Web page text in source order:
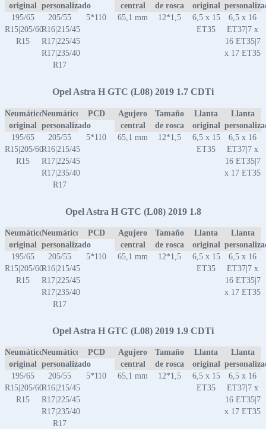
original personalizado
central
de rosca
original
195/65
R15|205/60
R15
205/55
R16|215/45
R17|225/45
R17|235/40
R17
5*110 65,1 mm 12*1,5
6,5 x 15
ET35
6,5 x 16
ET37|7 x
16 ET35|7
x 17 ET35
Opel Astra H GTC (L08) 2019 1.7 CDTi
Neumático
original
Neumático
personalizado
PCD
Agujero
central
Tamaño
de rosca
Llanta
original
Llanta
195/65
R15|205/60
R15
205/55
R16|215/45
R17|225/45
R17|235/40
R17
5*110 65,1 mm 12*1,5
6,5 x 15
ET35
6,5 x 16
ET37|7 x
16 ET35|7
x 17 ET35
Opel Astra H GTC (L08) 2019 1.8
Neumático
original
Neumático
personalizado
PCD
Agujero
central
Tamaño
de rosca
Llanta
original
Llanta
195/65
R15|205/60
R15
205/55
R16|215/45
R17|225/45
R17|235/40
R17
5*110 65,1 mm 12*1,5
6,5 x 15
ET35
6,5 x 16
ET37|7 x
16 ET35|7
x 17 ET35
Opel Astra H GTC (L08) 2019 1.9 CDTi
Neumático
original
Neumático
personalizado
PCD
Agujero
central
Tamaño
de rosca
Llanta
original
Llanta
195/65
R15|205/60
R15
205/55
R16|215/45
R17|225/45
R17|235/40
R17
5*110 65,1 mm 12*1,5
6,5 x 15
ET35
6,5 x 16
ET37|7 x
16 ET35|7
x 17 ET35